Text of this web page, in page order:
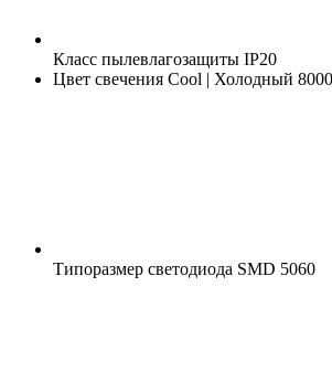
Класс пылевлагозащиты IP20
Цвет свечения Cool | Холодный
Типоразмер светодиода SMD 5060